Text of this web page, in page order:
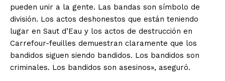
pueden unir a la gente. Las bandas son símbolo de
división. Los actos deshonestos que están teniendo
lugar en Saut d’Eau y los actos de destrucción en
Carrefour-feuilles demuestran claramente que los
bandidos siguen siendo bandidos. Los bandidos son
criminales. Los bandidos son asesinos», aseguró.